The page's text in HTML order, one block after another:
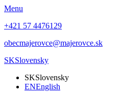
Menu
+421 57 4476129
obecmajerovce@majerovce.sk
SKSlovensky
SKSlovensky
ENEnglish